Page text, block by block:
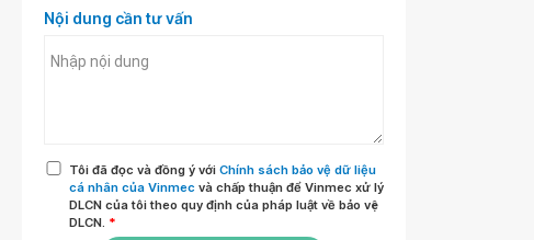
Nội dung cần tư vấn
Tôi đã đọc và đồng ý với Chính sách bảo vệ dữ liệu
cá nhân của Vinmec và chấp thuận để Vinmec xử lý
DLCN của tôi theo quy định của pháp luật về bảo vệ
DLCN. *